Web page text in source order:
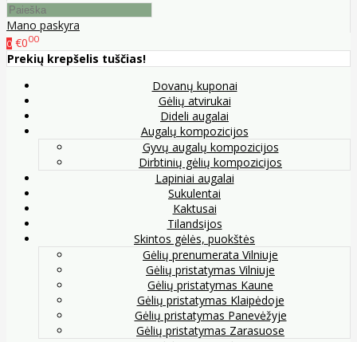
Mano paskyra
0 €000
Prekių krepšelis tuščias!
Dovanų kuponai
Gėlių atvirukai
Dideli augalai
Augalų kompozicijos
Gyvų augalų kompozicijos
Dirbtinių gėlių kompozicijos
Lapiniai augalai
Sukulentai
Kaktusai
Tilandsijos
Skintos gėlės, puokštės
Gėlių prenumerata Vilniuje
Gėlių pristatymas Vilniuje
Gėlių pristatymas Kaune
Gėlių pristatymas Klaipėdoje
Gėlių pristatymas Panevėžyje
Gėlių pristatymas Zarasuose